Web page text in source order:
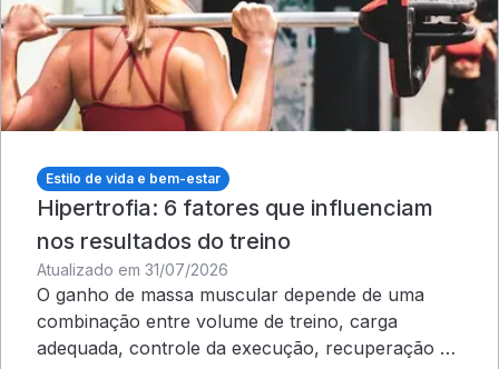
Estilo de vida e bem-estar
Hipertrofia: 6 fatores que influenciam
nos resultados do treino
Atualizado em 31/07/2026
O ganho de massa muscular depende de uma
combinação entre volume de treino, carga
adequada, controle da execução, recuperação e